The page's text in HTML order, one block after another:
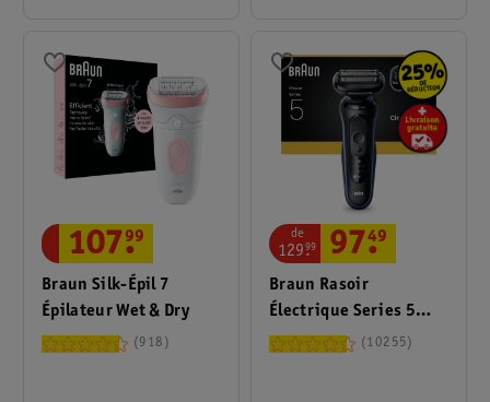
Braun Silk-Épil 7
Épilateur Wet & Dry
107.
99
918
Braun Rasoir
Électrique Series 5
Shav 52-B1000S
de
129.
99 97.
49
10255